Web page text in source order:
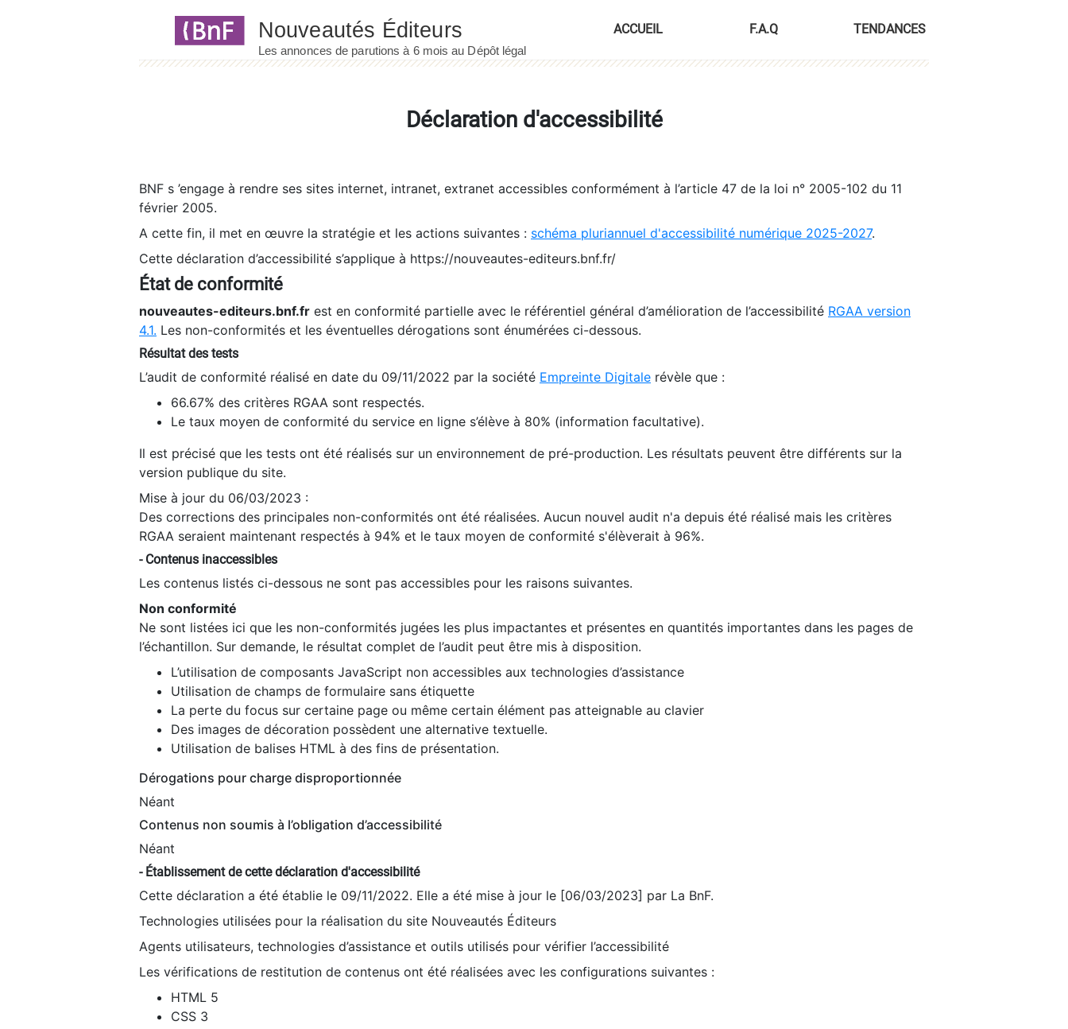
ACCUEIL F.A.Q TENDANCES
Déclaration d'accessibilité
BNF s ’engage à rendre ses sites internet, intranet, extranet accessibles conformément à l’article 47 de la loi n° 2005-102 du 11
février 2005.
A cette fin, il met en œuvre la stratégie et les actions suivantes : schéma pluriannuel d'accessibilité numérique 2025-2027.
Cette déclaration d’accessibilité s’applique à https://nouveautes-editeurs.bnf.fr/
État de conformité
nouveautes-editeurs.bnf.fr est en conformité partielle avec le référentiel général d’amélioration de l’accessibilité RGAA version
4.1. Les non-conformités et les éventuelles dérogations sont énumérées ci-dessous.
Résultat des tests
L’audit de conformité réalisé en date du 09/11/2022 par la société Empreinte Digitale révèle que :
66.67% des critères RGAA sont respectés.
Le taux moyen de conformité du service en ligne s’élève à 80% (information facultative).
Il est précisé que les tests ont été réalisés sur un environnement de pré-production. Les résultats peuvent être différents sur la
version publique du site.
Mise à jour du 06/03/2023 :
Des corrections des principales non-conformités ont été réalisées. Aucun nouvel audit n'a depuis été réalisé mais les critères
RGAA seraient maintenant respectés à 94% et le taux moyen de conformité s'élèverait à 96%.
- Contenus inaccessibles
Les contenus listés ci-dessous ne sont pas accessibles pour les raisons suivantes.
Non conformité
Ne sont listées ici que les non-conformités jugées les plus impactantes et présentes en quantités importantes dans les pages de
l’échantillon. Sur demande, le résultat complet de l’audit peut être mis à disposition.
L’utilisation de composants JavaScript non accessibles aux technologies d’assistance
Utilisation de champs de formulaire sans étiquette
La perte du focus sur certaine page ou même certain élément pas atteignable au clavier
Des images de décoration possèdent une alternative textuelle.
Utilisation de balises HTML à des fins de présentation.
Dérogations pour charge disproportionnée
Néant
Contenus non soumis à l’obligation d’accessibilité
Néant
- Établissement de cette déclaration d'accessibilité
Cette déclaration a été établie le 09/11/2022. Elle a été mise à jour le [06/03/2023] par La BnF.
Technologies utilisées pour la réalisation du site Nouveautés Éditeurs
Agents utilisateurs, technologies d’assistance et outils utilisés pour vérifier l’accessibilité
Les vérifications de restitution de contenus ont été réalisées avec les configurations suivantes :
HTML 5
CSS 3